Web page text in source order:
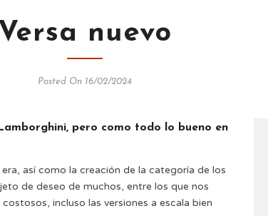
Versa nuevo
Posted On 16/02/2024
pero como todo lo bueno en
así como la creación de la categoría de los
de deseo de muchos, entre los que nos
incluso las versiones a escala bien